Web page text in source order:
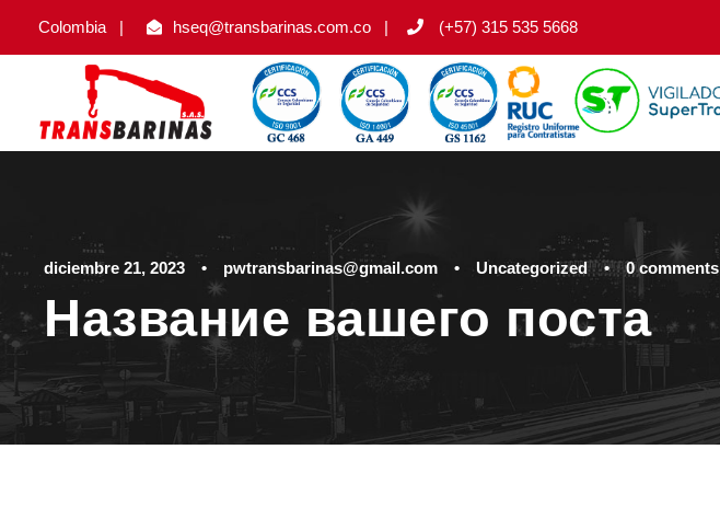
Colombia | hseq@transbarinas.com.co | (+57) 315 535 5668
diciembre 21, 2023 • pwtransbarinas@gmail.com • Uncategorized • 0 comments
Название вашего поста